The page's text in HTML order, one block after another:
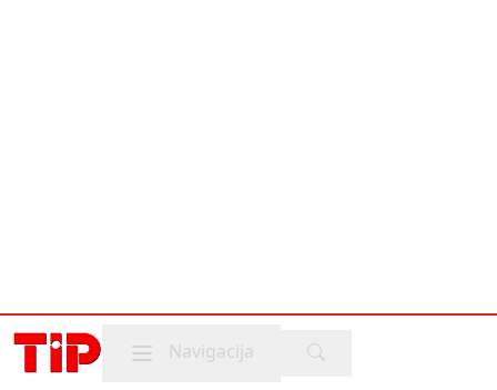
Mobile menu
Navigacija